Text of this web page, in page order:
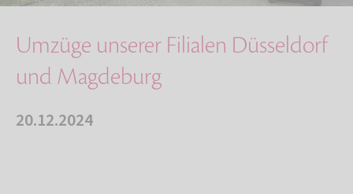
Umzüge unserer Filialen Düsseldorf
und Magdeburg
20.12.2024